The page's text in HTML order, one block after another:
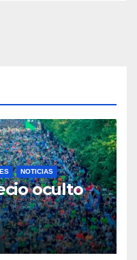
NOTICIAS
oculto